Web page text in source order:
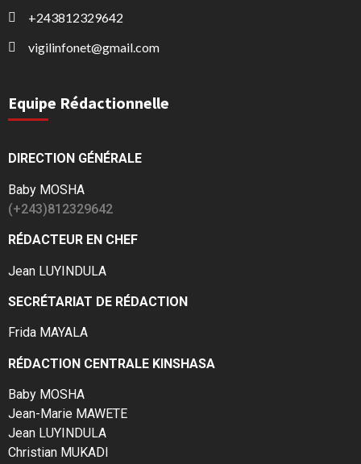
+243812329642
vigilinfonet@gmail.com
Equipe Rédactionnelle
DIRECTION GÉNÉRALE
Baby MOSHA
(+243)812329642
RÉDACTEUR EN CHEF
Jean LUYINDULA
SECRÉTARIAT DE RÉDACTION
Frida MAYALA
RÉDACTION CENTRALE KINSHASA
Baby MOSHA
Jean-Marie MAWETE
Jean LUYINDULA
Christian MUKADI